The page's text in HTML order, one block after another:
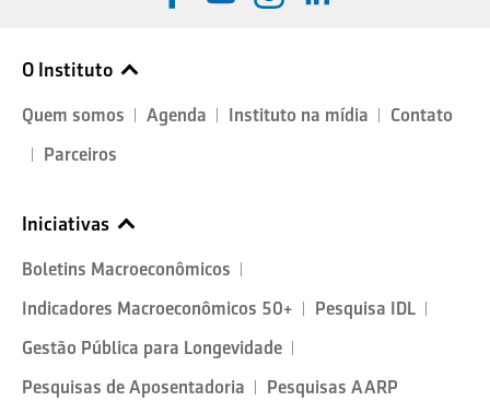
O Instituto
Quem somos Agenda Instituto na mídia
Contato
Parceiros
Iniciativas
Boletins Macroeconômicos
Indicadores Macroeconômicos 50+
Pesquisa IDL
Gestão Pública para Longevidade
Pesquisas de Aposentadoria
Pesquisas AARP